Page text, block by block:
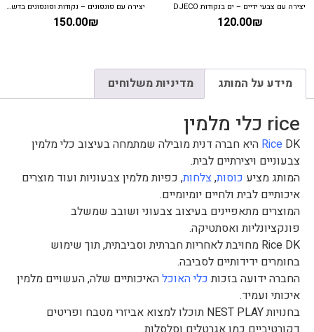
יצירה עם צבעי ידיים – ים בנקודות DJECO
120.00₪
יצירה עם פונפונים – נקודות ופונפונים בדשא DJECO
150.00₪
מידע על המותג מדיניות משלוחים
rice כלי מלמין
Rice DK היא חברה דנית מובילה שמתמחה בעיצוב כלי מלמין
צבעוניים ויצירתיים לבית.
המותג מציע כוסות,צלחות, כפיות מלמין צבעוניות ועוד מוצרים
איכותיים לבית ולחיים יומיומיים.
המוצרים מתאפיינים בעיצוב צבעוני ושובב שמשלב
פונקציונליות ואסתטיקה.
Rice DK מחויבת לאחריות חברתית וסביבתית, תוך שימוש
בחומרים ידידותיים לסביבה.
החברה ידועה בזכותכלי האוכלהאיכותיים שלה, העשויים מלמין
איכותי ועמיד.
בחנויות NEST PLAY תוכלו למצוא אביזרי מטבח ופריטים